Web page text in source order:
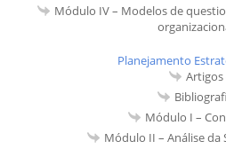
Módulo IV – Modelos de
Planejamento
Artigos
Módulo I –
Módulo II – Análise da